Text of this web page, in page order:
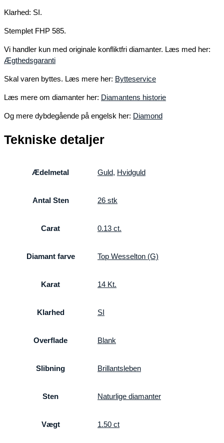
Klarhed: SI.
Stemplet FHP 585.
Vi handler kun med originale konfliktfri diamanter. Læs med her:
Ægthedsgaranti
Skal varen byttes. Læs mere her: Bytteservice
Læs mere om diamanter her: Diamantens historie
Og mere dybdegående på engelsk her: Diamond
Tekniske detaljer
Ædelmetal Guld, Hvidguld
Antal Sten 26 stk
Carat 0.13 ct.
Diamant farve Top Wesselton (G)
Karat 14 Kt.
Klarhed SI
Overflade Blank
Slibning Brillantsleben
Sten Naturlige diamanter
Vægt 1.50 ct